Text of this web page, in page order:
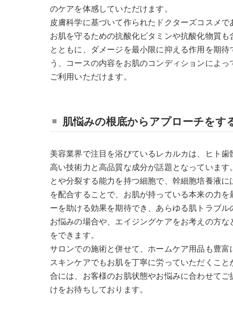
のケアを体感していただけます。
皮膚科学に基づいて作られたドクターズコスメ
お肌を守るための抗酸化ビタミンや抗酸化物質
とともに、ダメージを最小限に抑える作用を期
う、コースの内容をお肌のコンディションによ
ご利用いただけます。
肌悩みの根底からアプローチを
美容業界で注目を浴びているレカルカは、ヒト歯
高い技術力と高品質な成分が話題となっていま
とや分裂する能力を持つ細胞で、幹細胞培養液
を配合することで、お肌が持っている本来の力
ーを助ける効果を期待でき、あらゆる肌トラブ
お悩みの場合や、エイジングケアをお考えの方
をできます。
サロンでの施術と併せて、ホームケア用品も豊
スキンケアでもお肌を丁寧に労っていただくこ
合には、お客様のお肌状態やお悩みに合わせて
けをお待ちしております。